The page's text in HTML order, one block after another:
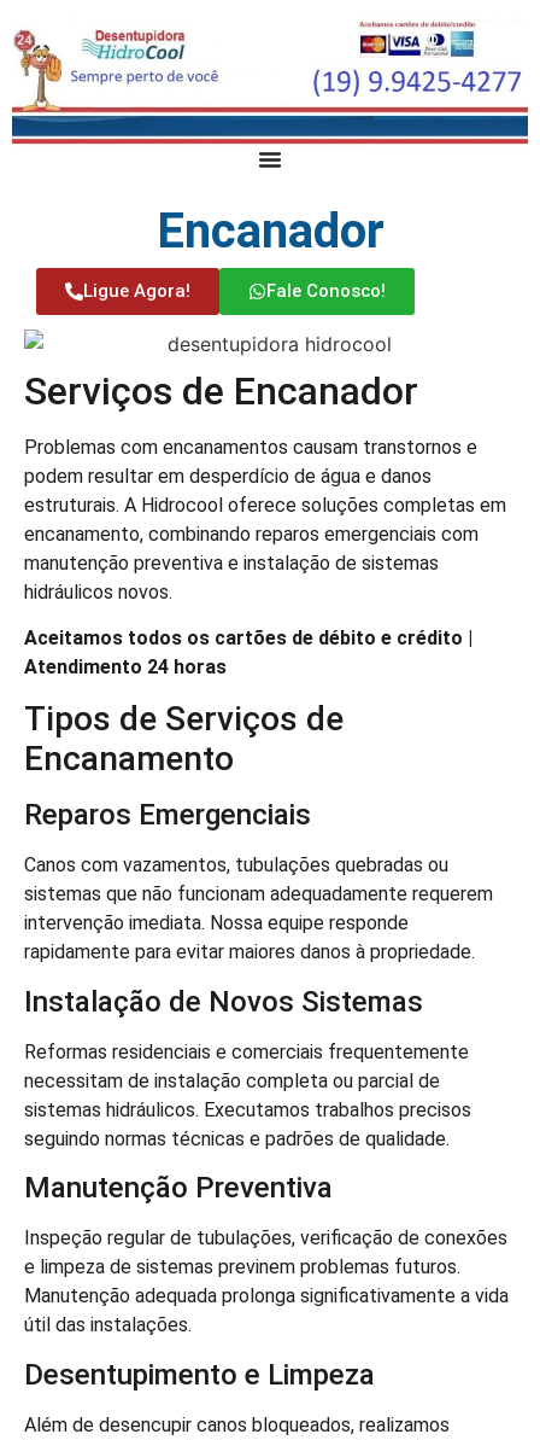
Encanador
Ligue Agora! Fale Conosco!
Serviços de Encanador
Problemas com encanamentos causam transtornos e
podem resultar em desperdício de água e danos
estruturais. A Hidrocool oferece soluções completas em
encanamento, combinando reparos emergenciais com
manutenção preventiva e instalação de sistemas
hidráulicos novos.
Aceitamos todos os cartões de débito e crédito |
Atendimento 24 horas
Tipos de Serviços de
Encanamento
Reparos Emergenciais
Canos com vazamentos, tubulações quebradas ou
sistemas que não funcionam adequadamente requerem
intervenção imediata. Nossa equipe responde
rapidamente para evitar maiores danos à propriedade.
Instalação de Novos Sistemas
Reformas residenciais e comerciais frequentemente
necessitam de instalação completa ou parcial de
sistemas hidráulicos. Executamos trabalhos precisos
seguindo normas técnicas e padrões de qualidade.
Manutenção Preventiva
Inspeção regular de tubulações, verificação de conexões
e limpeza de sistemas previnem problemas futuros.
Manutenção adequada prolonga significativamente a vida
útil das instalações.
Desentupimento e Limpeza
Além de desencupir canos bloqueados, realizamos